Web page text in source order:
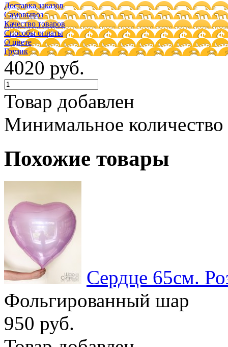
Доставка заказов
Самовывоз
Качество товаров
Способы оплаты
О цвете
Грузик
4020 руб.
Товар добавлен
Минимальное
Похожие товары
Сердце 65см.
Фольгированный шар
950 руб.